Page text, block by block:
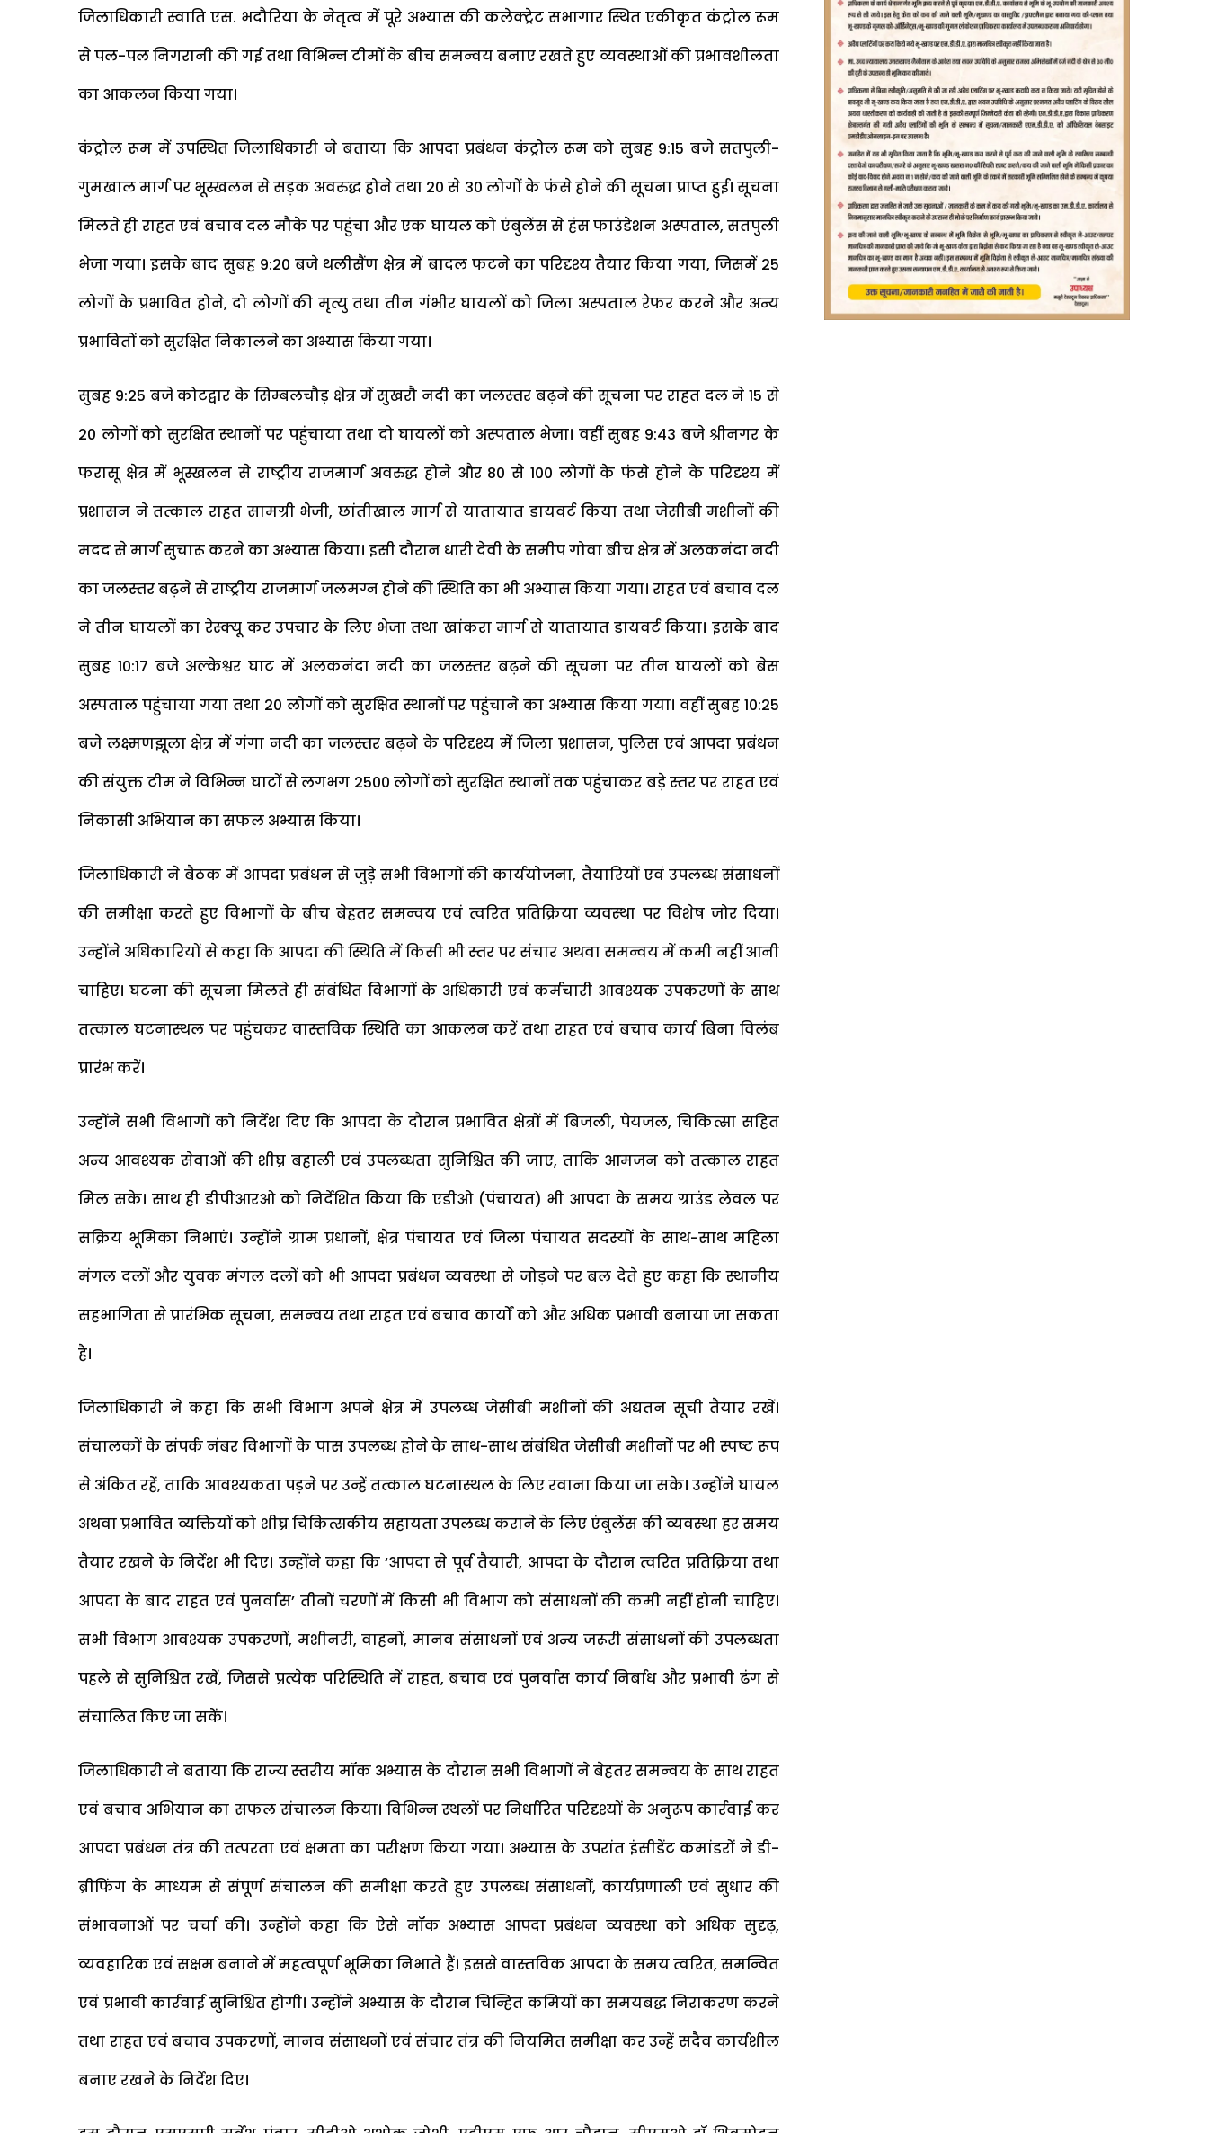
जिलाधिकारी स्वाति एस. भदौरिया के नेतृत्व में पूरे अभ्यास की कलेक्ट्रेट सभागार स्थित एकीकृत कंट्रोल रूम
से पल-पल निगरानी की गई तथा विभिन्न टीमों के बीच समन्वय बनाए रखते हुए व्यवस्थाओं की प्रभावशीलता
का आकलन किया गया।
कंट्रोल रूम में उपस्थित जिलाधिकारी ने बताया कि आपदा प्रबंधन कंट्रोल रूम को सुबह 9:15 बजे सतपुली-
गुमखाल मार्ग पर भूस्खलन से सड़क अवरुद्ध होने तथा 20 से 30 लोगों के फंसे होने की सूचना प्राप्त हुई। सूचना
मिलते ही राहत एवं बचाव दल मौके पर पहुंचा और एक घायल को एंबुलेंस से हंस फाउंडेशन अस्पताल, सतपुली
भेजा गया। इसके बाद सुबह 9:20 बजे थलीसैंण क्षेत्र में बादल फटने का परिदृश्य तैयार किया गया, जिसमें 25
लोगों के प्रभावित होने, दो लोगों की मृत्यु तथा तीन गंभीर घायलों को जिला अस्पताल रेफर करने और अन्य
प्रभावितों को सुरक्षित निकालने का अभ्यास किया गया।
सुबह 9:25 बजे कोटद्वार के सिम्बलचौड़ क्षेत्र में सुखरौ नदी का जलस्तर बढ़ने की सूचना पर राहत दल ने 15 से
20 लोगों को सुरक्षित स्थानों पर पहुंचाया तथा दो घायलों को अस्पताल भेजा। वहीं सुबह 9:43 बजे श्रीनगर के
फरासू क्षेत्र में भूस्खलन से राष्ट्रीय राजमार्ग अवरुद्ध होने और 80 से 100 लोगों के फंसे होने के परिदृश्य में
प्रशासन ने तत्काल राहत सामग्री भेजी, छांतीखाल मार्ग से यातायात डायवर्ट किया तथा जेसीबी मशीनों की
मदद से मार्ग सुचारू करने का अभ्यास किया। इसी दौरान धारी देवी के समीप गोवा बीच क्षेत्र में अलकनंदा नदी
का जलस्तर बढ़ने से राष्ट्रीय राजमार्ग जलमग्न होने की स्थिति का भी अभ्यास किया गया। राहत एवं बचाव दल
ने तीन घायलों का रेस्क्यू कर उपचार के लिए भेजा तथा खांकरा मार्ग से यातायात डायवर्ट किया। इसके बाद
सुबह 10:17 बजे अल्केश्वर घाट में अलकनंदा नदी का जलस्तर बढ़ने की सूचना पर तीन घायलों को बेस
अस्पताल पहुंचाया गया तथा 20 लोगों को सुरक्षित स्थानों पर पहुंचाने का अभ्यास किया गया। वहीं सुबह 10:25
बजे लक्ष्मणझूला क्षेत्र में गंगा नदी का जलस्तर बढ़ने के परिदृश्य में जिला प्रशासन, पुलिस एवं आपदा प्रबंधन
की संयुक्त टीम ने विभिन्न घाटों से लगभग 2500 लोगों को सुरक्षित स्थानों तक पहुंचाकर बड़े स्तर पर राहत एवं
निकासी अभियान का सफल अभ्यास किया।
जिलाधिकारी ने बैठक में आपदा प्रबंधन से जुड़े सभी विभागों की कार्ययोजना, तैयारियों एवं उपलब्ध संसाधनों
की समीक्षा करते हुए विभागों के बीच बेहतर समन्वय एवं त्वरित प्रतिक्रिया व्यवस्था पर विशेष जोर दिया।
उन्होंने अधिकारियों से कहा कि आपदा की स्थिति में किसी भी स्तर पर संचार अथवा समन्वय में कमी नहीं आनी
चाहिए। घटना की सूचना मिलते ही संबंधित विभागों के अधिकारी एवं कर्मचारी आवश्यक उपकरणों के साथ
तत्काल घटनास्थल पर पहुंचकर वास्तविक स्थिति का आकलन करें तथा राहत एवं बचाव कार्य बिना विलंब
प्रारंभ करें।
उन्होंने सभी विभागों को निर्देश दिए कि आपदा के दौरान प्रभावित क्षेत्रों में बिजली, पेयजल, चिकित्सा सहित
अन्य आवश्यक सेवाओं की शीघ्र बहाली एवं उपलब्धता सुनिश्चित की जाए, ताकि आमजन को तत्काल राहत
मिल सके। साथ ही डीपीआरओ को निर्देशित किया कि एडीओ (पंचायत) भी आपदा के समय ग्राउंड लेवल पर
सक्रिय भूमिका निभाएं। उन्होंने ग्राम प्रधानों, क्षेत्र पंचायत एवं जिला पंचायत सदस्यों के साथ-साथ महिला
मंगल दलों और युवक मंगल दलों को भी आपदा प्रबंधन व्यवस्था से जोड़ने पर बल देते हुए कहा कि स्थानीय
सहभागिता से प्रारंभिक सूचना, समन्वय तथा राहत एवं बचाव कार्यों को और अधिक प्रभावी बनाया जा सकता
है।
जिलाधिकारी ने कहा कि सभी विभाग अपने क्षेत्र में उपलब्ध जेसीबी मशीनों की अद्यतन सूची तैयार रखें।
संचालकों के संपर्क नंबर विभागों के पास उपलब्ध होने के साथ-साथ संबंधित जेसीबी मशीनों पर भी स्पष्ट रूप
से अंकित रहें, ताकि आवश्यकता पड़ने पर उन्हें तत्काल घटनास्थल के लिए रवाना किया जा सके। उन्होंने घायल
अथवा प्रभावित व्यक्तियों को शीघ्र चिकित्सकीय सहायता उपलब्ध कराने के लिए एंबुलेंस की व्यवस्था हर समय
तैयार रखने के निर्देश भी दिए। उन्होंने कहा कि ‘आपदा से पूर्व तैयारी, आपदा के दौरान त्वरित प्रतिक्रिया तथा
आपदा के बाद राहत एवं पुनर्वास’ तीनों चरणों में किसी भी विभाग को संसाधनों की कमी नहीं होनी चाहिए।
सभी विभाग आवश्यक उपकरणों, मशीनरी, वाहनों, मानव संसाधनों एवं अन्य जरूरी संसाधनों की उपलब्धता
पहले से सुनिश्चित रखें, जिससे प्रत्येक परिस्थिति में राहत, बचाव एवं पुनर्वास कार्य निर्बाध और प्रभावी ढंग से
संचालित किए जा सकें।
जिलाधिकारी ने बताया कि राज्य स्तरीय मॉक अभ्यास के दौरान सभी विभागों ने बेहतर समन्वय के साथ राहत
एवं बचाव अभियान का सफल संचालन किया। विभिन्न स्थलों पर निर्धारित परिदृश्यों के अनुरूप कार्रवाई कर
आपदा प्रबंधन तंत्र की तत्परता एवं क्षमता का परीक्षण किया गया। अभ्यास के उपरांत इंसीडेंट कमांडरों ने डी-
ब्रीफिंग के माध्यम से संपूर्ण संचालन की समीक्षा करते हुए उपलब्ध संसाधनों, कार्यप्रणाली एवं सुधार की
संभावनाओं पर चर्चा की। उन्होंने कहा कि ऐसे मॉक अभ्यास आपदा प्रबंधन व्यवस्था को अधिक सुदृढ़,
व्यवहारिक एवं सक्षम बनाने में महत्वपूर्ण भूमिका निभाते हैं। इससे वास्तविक आपदा के समय त्वरित, समन्वित
एवं प्रभावी कार्रवाई सुनिश्चित होगी। उन्होंने अभ्यास के दौरान चिन्हित कमियों का समयबद्ध निराकरण करने
तथा राहत एवं बचाव उपकरणों, मानव संसाधनों एवं संचार तंत्र की नियमित समीक्षा कर उन्हें सदैव कार्यशील
बनाए रखने के निर्देश दिए।